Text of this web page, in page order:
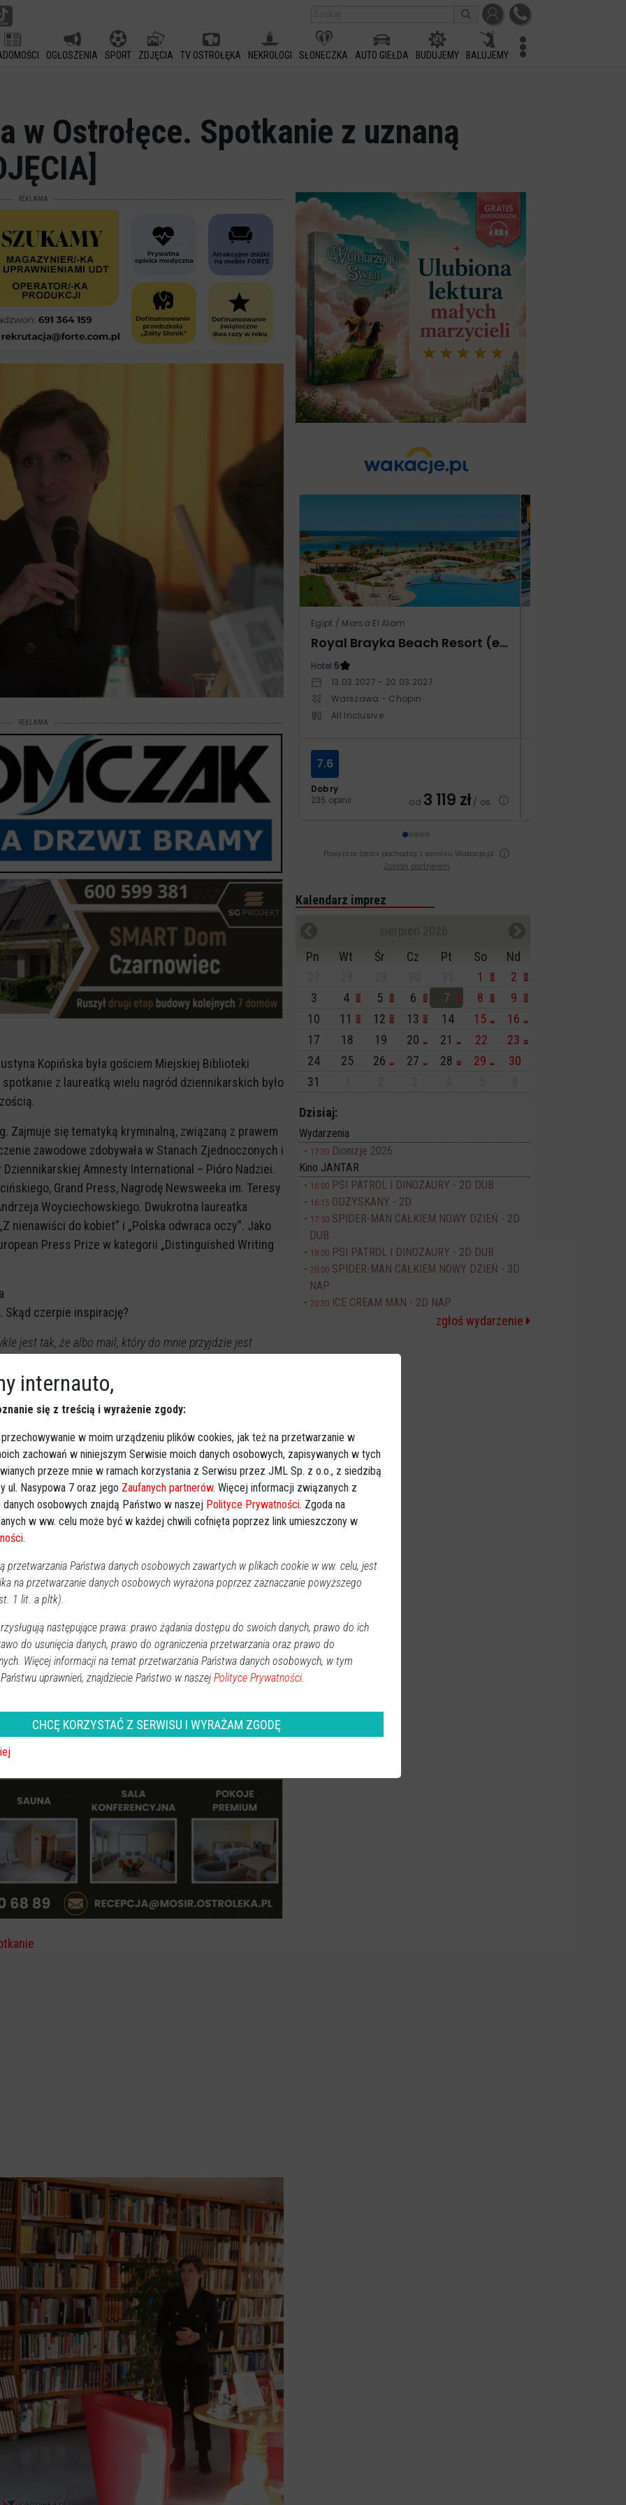
OGŁOSZENIA SPORT ZDJĘCIA TV OSTROŁĘKA NEKROLOGI SŁONECZKA AUTO GIEŁDA BUDUJEMY BALUJEMY
w Ostrołęce. Spotkanie z uznaną
REKLAMA
REKLAMA
Kopińska była gościem Miejskiej Biblioteki
z laureatką wielu nagród dziennikarskich było
Zajmuje się tematyką kryminalną, związaną z prawem
zawodowe zdobywała w Stanach Zjednoczonych i
Amnesty International – Pióro Nadziei.
Grand Press, Nagrodę Newsweeka im. Teresy
Woyciechowskiego. Dwukrotna laureatka
nienawiści do kobiet” i „Polska odwraca oczy”. Jako
Press Prize w kategorii „Distinguished Writing
Skąd czerpie inspirację?
jest tak, że albo mail, który do mnie przyjdzie jest
i tak było w przypadku dziewczynki, która mi
mnie w mediach i przemawia do niej to, w jaki
że ma podobną historię. Czułam, że to poważna historia,
przez księdza. Później już trzymałam się faktów.
myślą, że to główna część pracy, ale jeżeli ktoś powie co
tak naprawdę.Cała praca reporterska to jest
trzymać się faktów i rzeczywistości -
bardzo ważna", a tę czerpie m.in. z podróży. -Ja
różne strony, żeby lepiej rozumieć rzeczywistość,
projektu „Z pisarzami na tapecie
News.
Obserwuj w Google News
Egipt / Marsa El Alam
Royal Brayka Beach Resort (ex Zee Brayka)
Hotel:5
13.03.2027 - 20.03.2027
Warszawa - Chopin
All Inclusive
Dobry
235 opinii
7.6
od 3 119 zł/ os.
Powyższe treści pochodzą z serwisu Wakacje.pl
Zostań partnerem
Kalendarz imprez
Pn
Wt Śr Cz Pt So
Nd
1
2
3
4 5 6 7 8
9
10
11 12 13 14 15
16
17
18 19 20 21 22
23
24
25 26 27 28 29
30
31
Dzisiaj:
Wydarzenia
17:30 Dionizje 2026
Kino JANTAR
16:00 PSI PATROL I DINOZAURY - 2D DUB
16:15 ODZYSKANY - 2D
17:50 SPIDER-MAN CAŁKIEM NOWY DZIEŃ - 2D
DUB
18:00 PSI PATROL I DINOZAURY - 2D DUB
20:00 SPIDER-MAN CAŁKIEM NOWY DZIEŃ - 3D
NAP
20:30 ICE CREAM MAN - 2D NAP
zgłoś wydarzenie
internauto,
się z treścią i wyrażenie zgody:
w moim urządzeniu plików cookies, jak też na przetwarzanie w
zachowań w niniejszym Serwisie moich danych osobowych, zapisywanych w tych
przeze mnie w ramach korzystania z Serwisu przez JML Sp. z o.o., z siedzibą
ul. Nasypowa 7 oraz jego Zaufanych partnerów. Więcej informacji związanych z
osobowych znajdą Państwo w naszej Polityce Prywatności. Zgoda na
w ww. celu może być w każdej chwili cofnięta poprzez link umieszczony w
.
przetwarzania Państwa danych osobowych zawartych w plikach cookie w ww. celu, jest
na przetwarzanie danych osobowych wyrażona poprzez zaznaczanie powyższego
1 lit. a pltk).
następujące prawa: prawo żądania dostępu do swoich danych, prawo do ich
do usunięcia danych, prawo do ograniczenia przetwarzania oraz prawo do
Więcej informacji na temat przetwarzania Państwa danych osobowych, w tym
uprawnień, znajdziecie Państwo w naszej Polityce Prywatności.
CHCĘ KORZYSTAĆ Z SERWISU I WYRAŻAM ZGODĘ